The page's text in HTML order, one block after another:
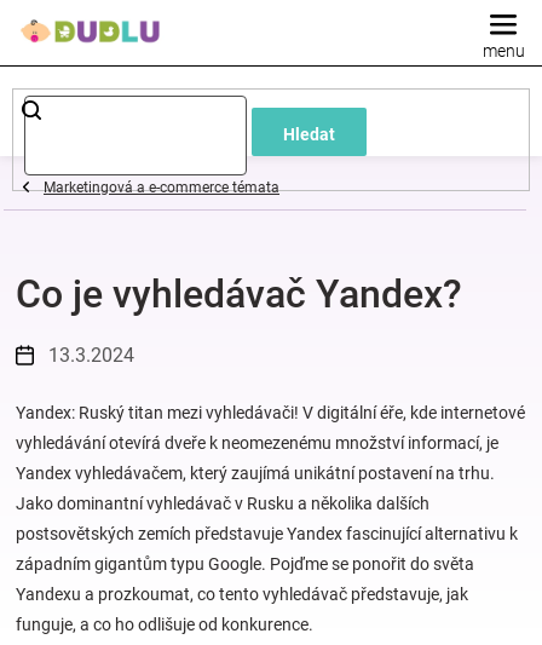
Hledat
Dětské
a
oblečení
Pokojíček
a
kojenecká
výbava
Hračky
Marketingová a e-commerce témata
Co je vyhledávač Yandex?
13.3.2024
Yandex: Ruský titan mezi vyhledávači! V digitální éře, kde internetové
vyhledávání otevírá dveře k neomezenému množství informací, je
Yandex vyhledávačem, který zaujímá unikátní postavení na trhu.
Jako dominantní vyhledávač v Rusku a několika dalších
postsovětských zemích představuje Yandex fascinující alternativu k
západním gigantům typu Google. Pojďme se ponořit do světa
Yandexu a prozkoumat, co tento vyhledávač představuje, jak
funguje, a co ho odlišuje od konkurence.